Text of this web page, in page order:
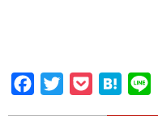
Facebook
Twitter PocketHatena